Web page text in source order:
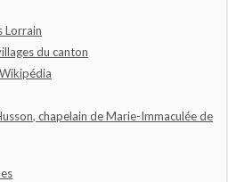
Lorrain
du canton
chapelain de Marie-Immaculée de